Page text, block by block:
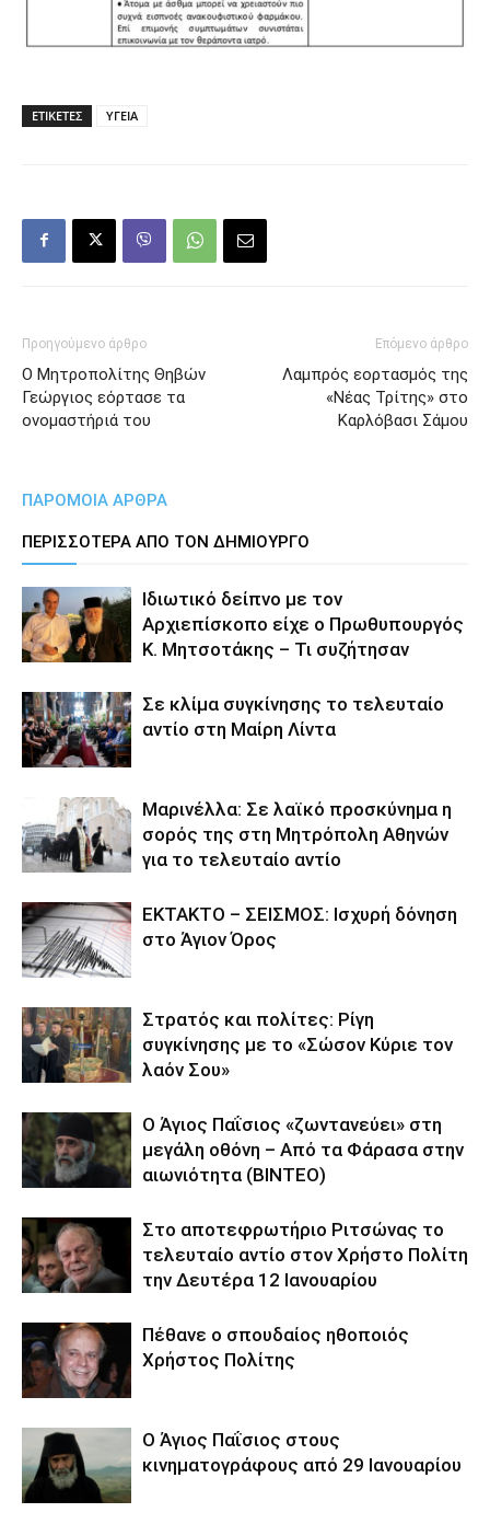
ΕΤΙΚΕΤΕΣ ΥΓΕΙΑ
Προηγούμενο άρθρο
Ο Μητροπολίτης Θηβών
Γεώργιος εόρτασε τα
ονομαστήριά του
Επόμενο άρθρο
Λαμπρός εορτασμός της
«Νέας Τρίτης» στο
Καρλόβασι Σάμου
ΠΑΡΟΜΟΙΑ ΑΡΘΡΑ
ΠΕΡΙΣΣΟΤΕΡΑ ΑΠΟ ΤΟΝ ΔΗΜΙΟΥΡΓΟ
Ιδιωτικό δείπνο με τον
Αρχιεπίσκοπο είχε ο Πρωθυπουργός
Κ. Μητσοτάκης – Τι συζήτησαν
Σε κλίμα συγκίνησης το τελευταίο
αντίο στη Μαίρη Λίντα
Μαρινέλλα: Σε λαϊκό προσκύνημα η
σορός της στη Μητρόπολη Αθηνών
για το τελευταίο αντίο
ΕΚΤΑΚΤΟ – ΣΕΙΣΜΟΣ: Ισχυρή δόνηση
στο Άγιον Όρος
Στρατός και πολίτες: Ρίγη
συγκίνησης με το «Σώσον Κύριε τον
λαόν Σου»
Ο Άγιος Παΐσιος «ζωντανεύει» στη
μεγάλη οθόνη – Από τα Φάρασα στην
αιωνιότητα (BINTEO)
Στο αποτεφρωτήριο Ριτσώνας το
τελευταίο αντίο στον Χρήστο Πολίτη
την Δευτέρα 12 Ιανουαρίου
Πέθανε ο σπουδαίος ηθοποιός
Χρήστος Πολίτης
Ο Άγιος Παΐσιος στους
κινηματογράφους από 29 Ιανουαρίου